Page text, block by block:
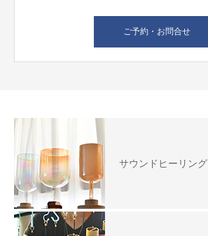
ご予約・お問合せ
サウンドヒーリング